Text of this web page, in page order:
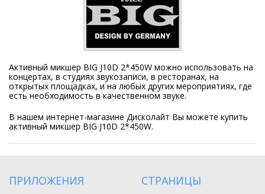
Активный микшер BIG J10D 2*450W можно использовать на
концертах, в студиях звукозаписи, в ресторанах, на
открытых площадках, и на любых других мероприятиях, где
есть необходимость в качественном звуке.
В нашем интернет-магазине Дисколайт Вы можете купить
активный микшер BIG J10D 2*450W.
ПРИЛОЖЕНИЯ СТРАНИЦЫ